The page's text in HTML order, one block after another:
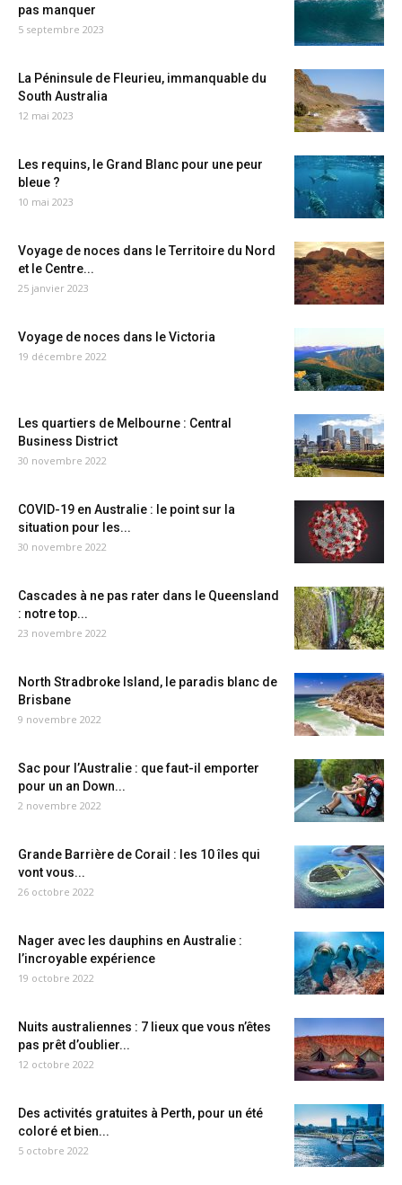
pas manquer
5 septembre 2023
La Péninsule de Fleurieu, immanquable du
South Australia
12 mai 2023
Les requins, le Grand Blanc pour une peur
bleue ?
10 mai 2023
Voyage de noces dans le Territoire du Nord
et le Centre...
25 janvier 2023
Voyage de noces dans le Victoria
19 décembre 2022
Les quartiers de Melbourne : Central
Business District
30 novembre 2022
COVID-19 en Australie : le point sur la
situation pour les...
30 novembre 2022
Cascades à ne pas rater dans le Queensland
: notre top...
23 novembre 2022
North Stradbroke Island, le paradis blanc de
Brisbane
9 novembre 2022
Sac pour l’Australie : que faut-il emporter
pour un an Down...
2 novembre 2022
Grande Barrière de Corail : les 10 îles qui
vont vous...
26 octobre 2022
Nager avec les dauphins en Australie :
l’incroyable expérience
19 octobre 2022
Nuits australiennes : 7 lieux que vous n’êtes
pas prêt d’oublier...
12 octobre 2022
Des activités gratuites à Perth, pour un été
coloré et bien...
5 octobre 2022